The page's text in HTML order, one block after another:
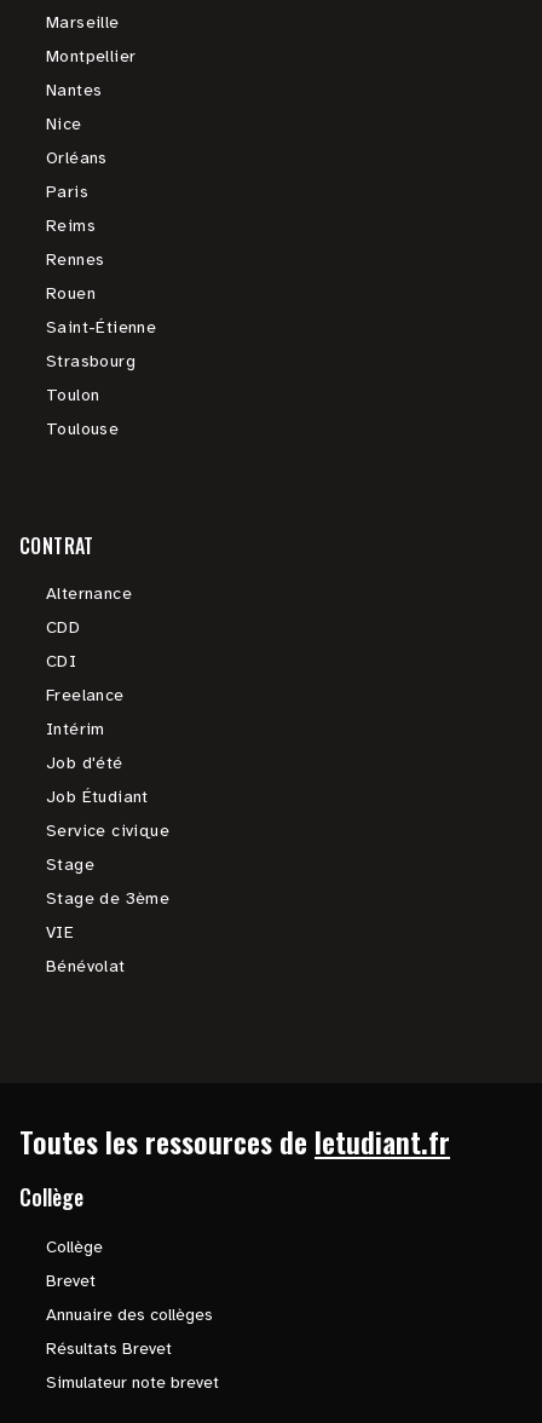
Marseille
Montpellier
Nantes
Nice
Orléans
Paris
Reims
Rennes
Rouen
Saint-Étienne
Strasbourg
Toulon
Toulouse
CONTRAT
Alternance
CDD
CDI
Freelance
Intérim
Job d'été
Job Étudiant
Service civique
Stage
Stage de 3ème
VIE
Bénévolat
Toutes les ressources de letudiant.fr
Collège
Collège
Brevet
Annuaire des collèges
Résultats Brevet
Simulateur note brevet